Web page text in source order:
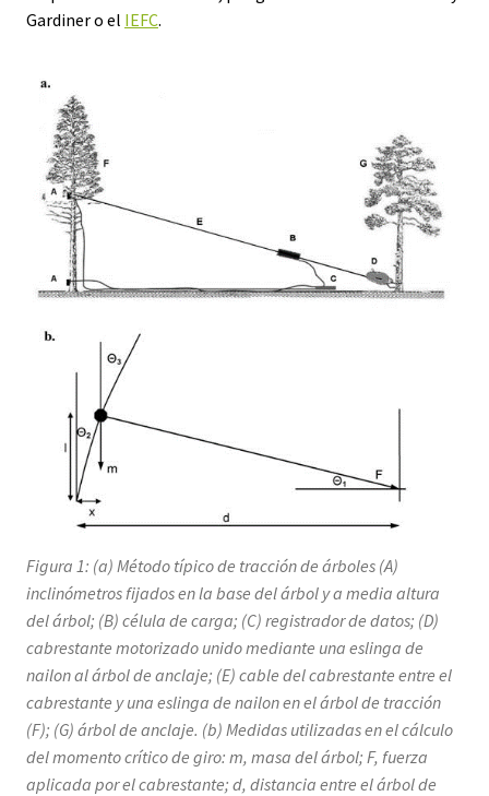
Gardiner o el IEFC.
Figura 1: (a) Método típico de tracción de árboles (A)
inclinómetros fijados en la base del árbol y a media altura
del árbol; (B) célula de carga; (C) registrador de datos; (D)
cabrestante motorizado unido mediante una eslinga de
nailon al árbol de anclaje; (E) cable del cabrestante entre el
cabrestante y una eslinga de nailon en el árbol de tracción
(F); (G) árbol de anclaje. (b) Medidas utilizadas en el cálculo
del momento crítico de giro: m, masa del árbol; F, fuerza
aplicada por el cabrestante; d, distancia entre el árbol de